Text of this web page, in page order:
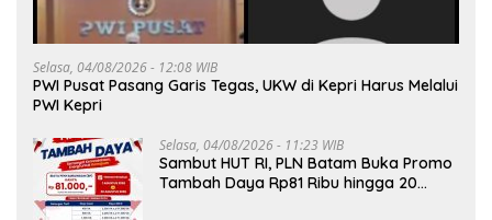
Selasa, 04/08/2026 - 12:08 WIB
PWI Pusat Pasang Garis Tegas, UKW di Kepri Harus Melalui
PWI Kepri
Selasa, 04/08/2026 - 11:23 WIB
Sambut HUT RI, PLN Batam Buka Promo
Tambah Daya Rp81 Ribu hingga 20